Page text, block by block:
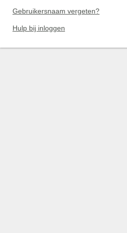
Gebruikersnaam vergeten?
Hulp bij inloggen